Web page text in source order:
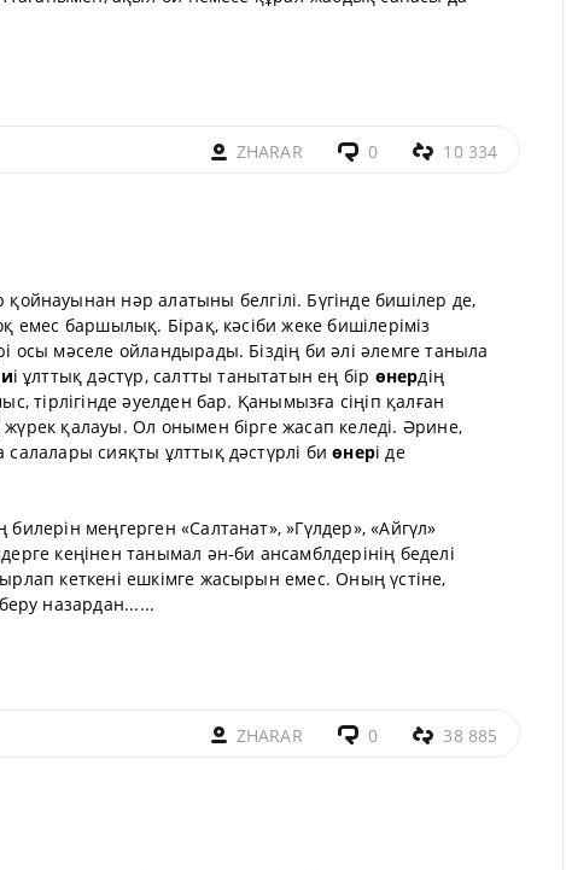
ZHARAR 0 10 334
нәр алатыны белгiлi. Бүгiнде бишiлер де,
емес баршылық. Бiрақ, кәсiби жеке бишiлерiмiз
осы мәселе ойландырады. Бiздiң би әлi әлемге таныла
i ұлттық дәстүр, салтты танытатын ең бiр өнердiң
тiрлiгiнде әуелден бар. Қанымызға сiңiп қалған
қалауы. Ол онымен бiрге жасап келедi. Әрине,
салалары сияқты ұлттық дәстүрлi биөнерi де
меңгерген «Салтанат», »Гүлдер», «Айгүл»
кеңiнен танымал ән-би ансамблдерiнiң беделi
кеткенi ешкiмге жасырын емес. Оның үстiне,
назардан......
ZHARAR 0 38 885